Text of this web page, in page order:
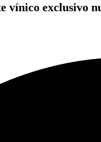
vínico exclusivo